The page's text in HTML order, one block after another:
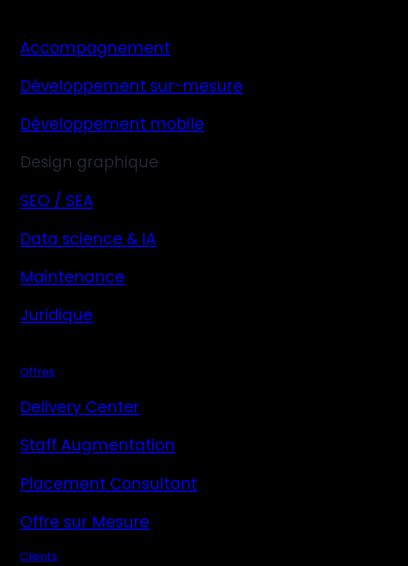
Accompagnement
Développement sur-mesure
Développement mobile
Design graphique
SEO / SEA
Data science & IA
Maintenance
Juridique
Offres
Delivery Center
Staff Augmentation
Placement Consultant
Offre sur Mesure
Clients